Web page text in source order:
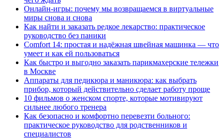
Онлайн-игры: почему мы возвращаемся в виртуальные
миры снова и снова
Как найти и заказать редкое лекарство: практическое
руководство без паники
Comfort 14: простая и надёжная швейная машинка — что
умеет и как ей пользоваться
Как быстро и выгодно заказать парикмахерские тележки
в Москве
Аппараты для педикюра и маникюра: как выбрать
прибор, который действительно сделает работу проще
10 фильмов о женском спорте, которые мотивируют
сильнее любого тренера
Как безопасно и комфортно перевезти больного:
практическое руководство для родственников и
специалистов